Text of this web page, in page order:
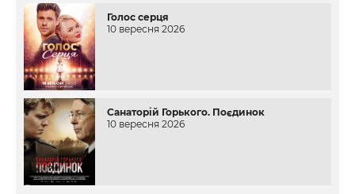
Голос серця
10 вересня 2026
Санаторій Горького. Поєдинок
10 вересня 2026